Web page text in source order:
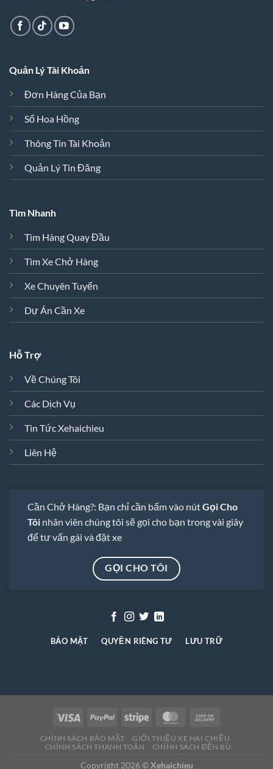
Quản Lý Tài Khoản
Đơn Hàng Của Bạn
Sổ Hoa Hồng
Thông Tin Tài Khoản
Quản Lý Tin Đăng
Tìm Nhanh
Tìm Hàng Quay Đầu
Tìm Xe Chở Hàng
Xe Chuyên Tuyến
Dự Án Cần Xe
Hỗ Trợ
Về Chúng Tôi
Các Dịch Vụ
Tin Tức Xehaichieu
Liên Hệ
Cần Chở Hàng?: Bạn chỉ cần bấm vào nútGọi Cho
Tôi nhân viên chúng tôi sẽ gọi cho bạn trong vài giây
để tư vấn gái và đặt xe
GỌI CHO TÔI
BẢO MẬT QUYỀN RIÊNG TƯ LƯU TRỮ
CHÍNH SÁCH BẢO MẬT
GIỚI THIỆU XE HAI CHIỀU
CHÍNH SÁCH THANH TOÁN
CHÍNH SÁCH ĐỀN BÙ
Copyright 2026 ©Xehaichieu